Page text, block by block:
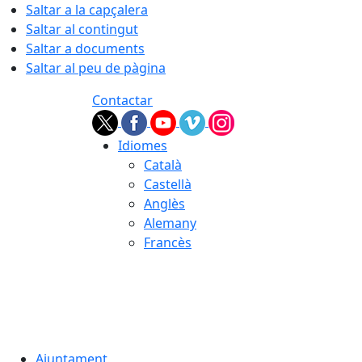
Saltar a la capçalera
Saltar al contingut
Saltar a documents
Saltar al peu de pàgina
Contactar
Idiomes
Català
Castellà
Anglès
Alemany
Francès